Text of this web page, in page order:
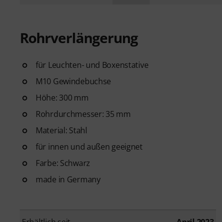
Rohrverlängerung
für Leuchten- und Boxenstative
M10 Gewindebuchse
Höhe: 300 mm
Rohrdurchmesser: 35 mm
Material: Stahl
für innen und außen geeignet
Farbe: Schwarz
made in Germany